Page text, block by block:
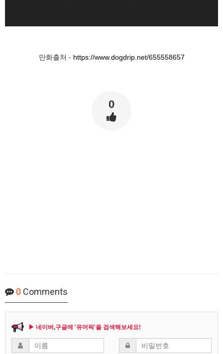
만화출처 - https://www.dogdrip.net/655558657
0
0 Comments
▶ 네이버,구글에 '유머픽'을 검색해보세요!